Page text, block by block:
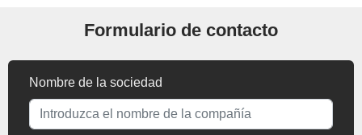
Formulario de contacto
Nombre de la sociedad